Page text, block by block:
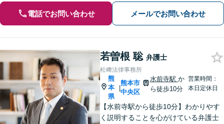
電話でお問い合わせ メールでお問い合わせ
若曽根 聡 弁護士
松﨑法律事務所
熊
本
県
|
熊本市
中央区
水前寺駅 か
ら徒歩10分
営業時間：
本日定休日
【水前寺駅から徒歩10分】わかりやす
く説明することを心がけている弁護士